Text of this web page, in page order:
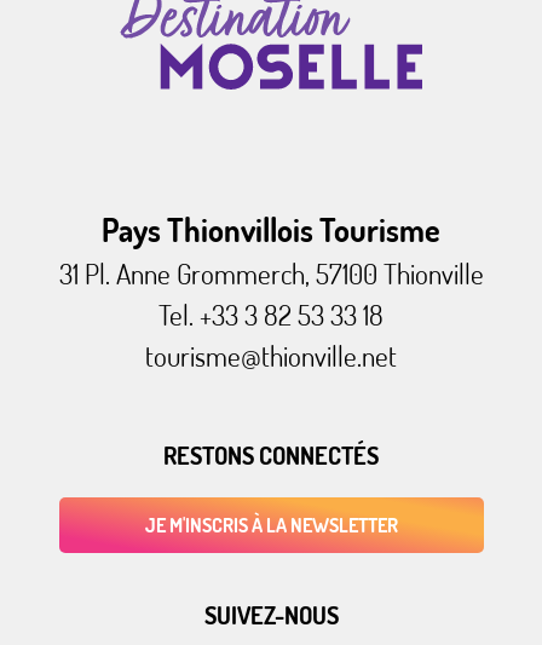
Pays Thionvillois Tourisme
31 Pl. Anne Grommerch, 57100 Thionville
Tel. +33 3 82 53 33 18
tourisme@thionville.net
RESTONS CONNECTÉS
JE M'INSCRIS À LA NEWSLETTER
SUIVEZ-NOUS